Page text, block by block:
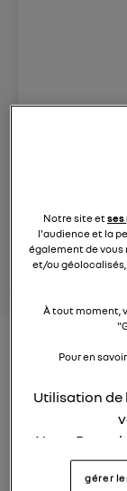
conseils Renault
Aides
25 janvier
recharge à
Notre site et
l'audience et la
également de
et/ou
À tout moment,
Pour en
Utilisation
Nous,
pour nos
dans cette
gérer